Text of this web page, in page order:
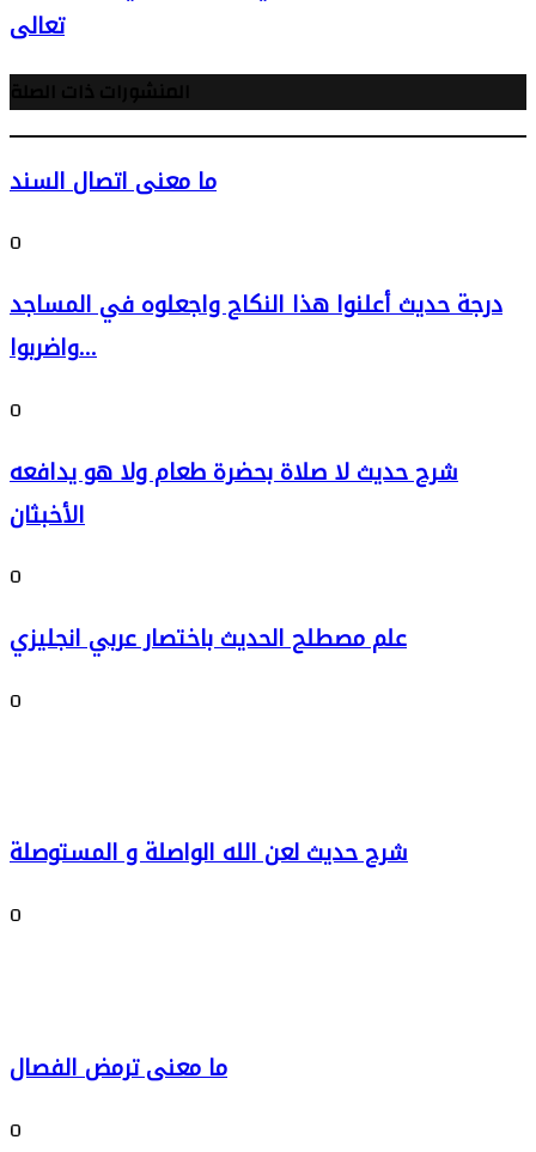
تعالى
ما معنى اتصال السند
0
درجة حديث أعلنوا هذا النكاح واجعلوه في المساجد
واضربوا...
0
شرح حديث لا صلاة بحضرة طعام ولا هو يدافعه
الأخبثان
0
علم مصطلح الحديث باختصار عربي انجليزي
0
شرح حديث لعن الله الواصلة و المستوصلة
0
ما معنى ترمض الفصال
0